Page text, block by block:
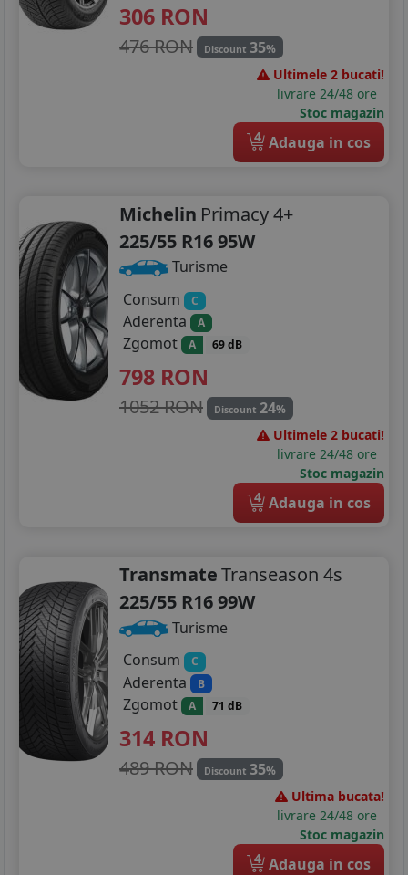
306 RON
476 RON Discount 35%
Ultimele 2 bucati!
livrare 24/48 ore
Stoc magazin
4 Adauga in cos
Michelin Primacy 4+
225/55 R16 95W
Turisme
Consum
C
Aderenta A
Zgomot A 69 dB
798 RON
1052 RON Discount 24%
Ultimele 2 bucati!
livrare 24/48 ore
Stoc magazin
4 Adauga in cos
TransmateTranseason 4s
225/55 R16 99W
Turisme
Consum
C
Aderenta B
Zgomot A 71 dB
314 RON
489 RON Discount 35%
Ultima bucata!
livrare 24/48 ore
Stoc magazin
4 Adauga in cos